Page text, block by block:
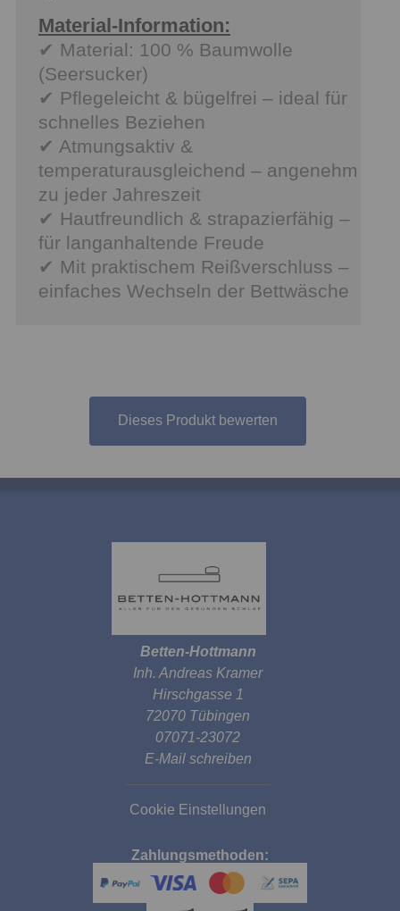
Material-Information:
✔ Material: 100 % Baumwolle
(Seersucker)
✔ Pflegeleicht & bügelfrei – ideal für
schnelles Beziehen
✔ Atmungsaktiv &
temperaturausgleichend – angenehm
zu jeder Jahreszeit
✔ Hautfreundlich & strapazierfähig –
für langanhaltende Freude
✔ Mit praktischem Reißverschluss –
einfaches Wechseln der Bettwäsche
Dieses Produkt bewerten
Betten-Hottmann
Inh. Andreas Kramer
Hirschgasse 1
72070 Tübingen
07071-23072
E-Mail schreiben
Cookie Einstellungen
Zahlungsmethoden: